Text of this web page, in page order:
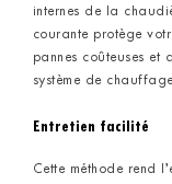
internes de la
courante protège
pannes coûteuses
système de
Entretien facilité
Cette méthode rend